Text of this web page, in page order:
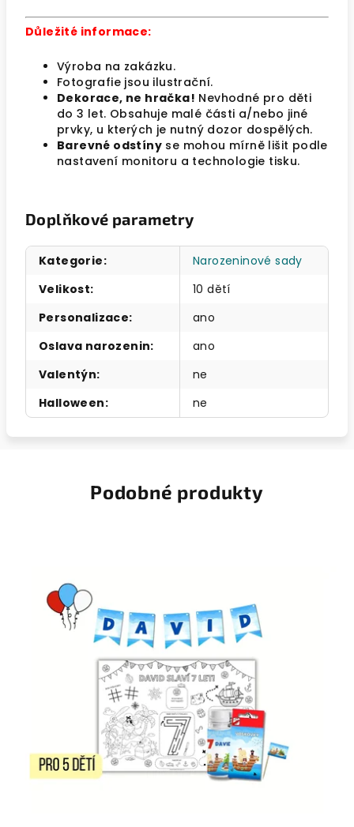
Důležité informace:
Výroba na zakázku.
Fotografie jsou ilustrační.
Dekorace, ne hračka! Nevhodné pro děti
do 3 let. Obsahuje malé části a/nebo jiné
prvky, u kterých je nutný dozor dospělých.
Barevné odstíny se mohou mírně lišit podle
nastavení monitoru a technologie tisku.
Doplňkové parametry
Kategorie:
Narozeninové sady
Velikost:
10 dětí
Personalizace:
ano
Oslava narozenin:
ano
Valentýn:
ne
Halloween: ne
Podobné produkty